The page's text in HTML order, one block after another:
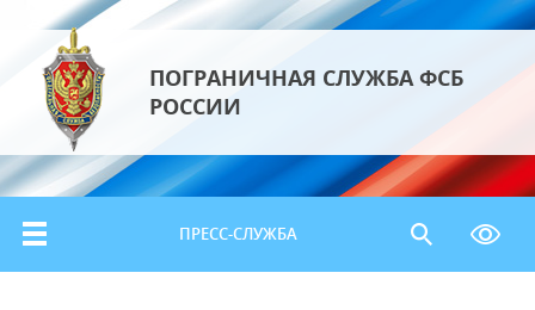
ПОГРАНИЧНАЯ СЛУЖБА ФСБ
РОССИИ
ПРЕСС-СЛУЖБА